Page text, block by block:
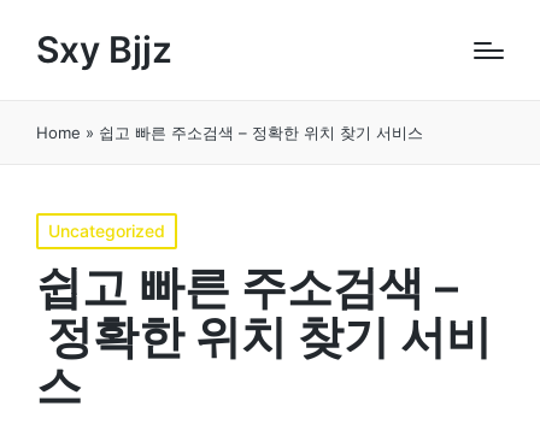
Sxy Bjjz
Home » 쉽고 빠른 주소검색 – 정확한 위치 찾기 서비스
Posted
in
Uncategorized
쉽고 빠른 주소검색 –
정확한 위치 찾기 서비
스